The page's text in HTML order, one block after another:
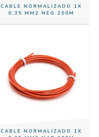
CABLE NORMALIZADO 1X
0,35 MM2 NEG 200M
CABLE NORMALIZADO 1X